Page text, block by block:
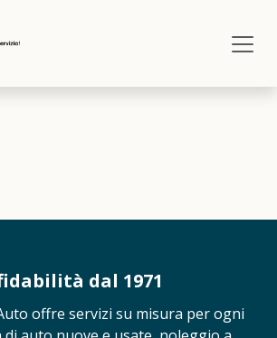
dal 1971
offre servizi su misura per ogni